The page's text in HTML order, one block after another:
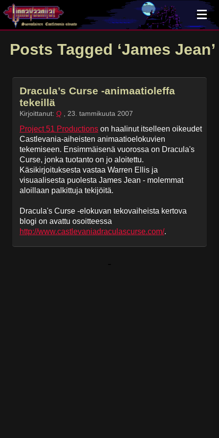
Posts Tagged ‘James Jean’
Dracula’s Curse -animaatioleffa
tekeillä
Kirjoittanut: Q 23. tammikuuta 2007
Project 51 Productions on haalinut itselleen oikeudet
Castlevania-aiheisten animaatioelokuvien
tekemiseen. Ensimmäisenä vuorossa on Dracula's
Curse, jonka tuotanto on jo aloitettu.
Käsikirjoituksesta vastaa Warren Ellis ja
visuaalisesta puolesta James Jean - molemmat
aloillaan palkittuja tekijöitä.
Dracula's Curse -elokuvan tekovaiheista kertova
blogi on avattu osoitteessa
http://www.castlevaniadraculascurse.com/.
×